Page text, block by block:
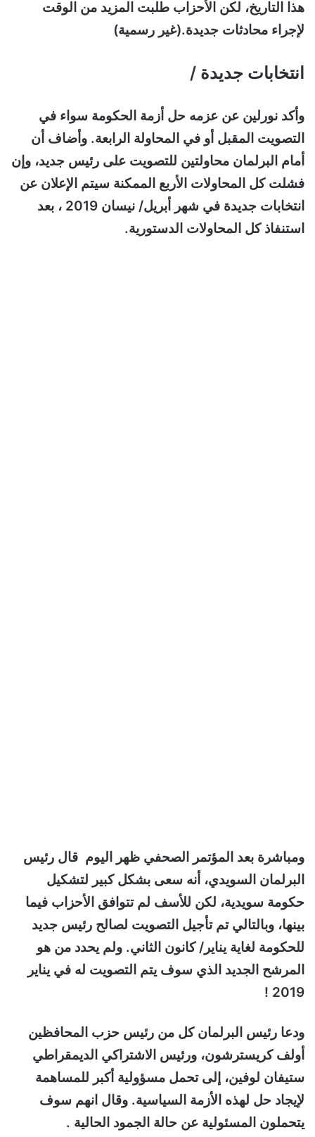
هذا التاريخ، لكن الأحزاب طلبت المزيد من الوقت
لإجراء محادثات جديدة.(غير رسمية)
انتخابات جديدة /
وأكد نورلين عن عزمه حل أزمة الحكومة سواء في
التصويت المقبل أو في المحاولة الرابعة. وأضاف أن
أمام البرلمان محاولتين للتصويت على رئيس جديد، وإن
فشلت كل المحاولات الأربع الممكنة سيتم الإعلان عن
انتخابات جديدة في شهر أبريل/ نيسان 2019 ، بعد
استنفاذ كل المحاولات الدستورية.
ومباشرة بعد المؤتمر الصحفي ظهر اليوم قال رئيس
البرلمان السويدي، أنه سعى بشكل كبير لتشكيل
حكومة سويدية، لكن للأسف لم تتوافق الأحزاب فيما
بينها، وبالتالي تم تأجيل التصويت لصالح رئيس جديد
للحكومة لغاية يناير/ كانون الثاني. ولم يحدد من هو
المرشح الجديد الذي سوف يتم التصويت له في يناير
2019 !
ودعا رئيس البرلمان كل من رئيس حزب المحافظين
أولف كريسترشون، ورئيس الاشتراكي الديمقراطي
ستيفان لوفين، إلى تحمل مسؤولية أكبر للمساهمة
لإيجاد حل لهذه الأزمة السياسية. وقال انهم سوف
يتحملون المسئولية عن حالة الجمود الحالية .